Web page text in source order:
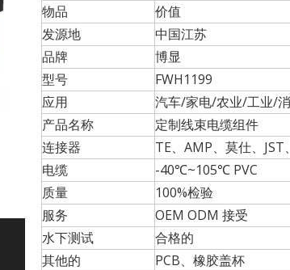
制造商。成立于2008年，我们的产品广泛应用
物品
价值
发源地
中国江苏
品牌
博显
型号
FWH1199
应用
汽车/家电/农业/工业/
产品名称
定制线束电缆组件
连接器
TE、AMP、莫仕、
电缆
-40℃~105℃ PVC
质量
100%检验
服务
OEM ODM 接受
水下测试
合格的
其他的
PCB、橡胶盖杯